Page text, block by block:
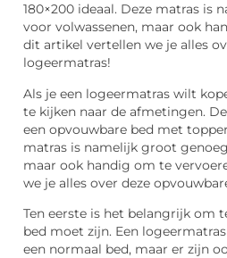
180×200 ideaal. Deze matras is
voor volwassenen, maar ook
dit artikel vertellen we je alles
logeermatras!
Als je een logeermatras wilt
te kijken naar de afmetingen.
een opvouwbare bed met
matras is namelijk groot
maar ook handig om te
we je alles over deze
Ten eerste is het belangrijk om
bed moet zijn. Een
een normaal bed, maar er zijn